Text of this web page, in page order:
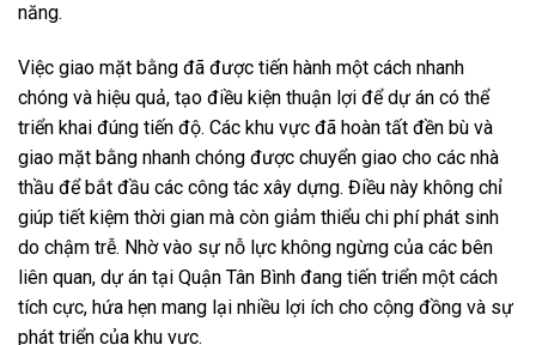
năng.
Việc giao mặt bằng đã được tiến hành một cách nhanh
chóng và hiệu quả, tạo điều kiện thuận lợi để dự án có thể
triển khai đúng tiến độ. Các khu vực đã hoàn tất đền bù và
giao mặt bằng nhanh chóng được chuyển giao cho các nhà
thầu để bắt đầu các công tác xây dựng. Điều này không chỉ
giúp tiết kiệm thời gian mà còn giảm thiểu chi phí phát sinh
do chậm trễ. Nhờ vào sự nỗ lực không ngừng của các bên
liên quan, dự án tại Quận Tân Bình đang tiến triển một cách
tích cực, hứa hẹn mang lại nhiều lợi ích cho cộng đồng và sự
phát triển của khu vực.